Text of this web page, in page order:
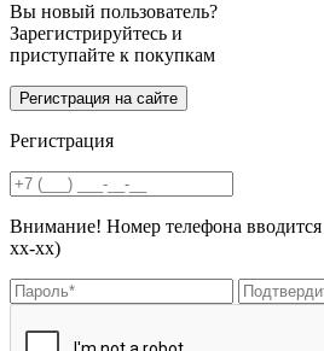
Вы новый пользователь?
Зарегистрируйтесь и
приступайте к покупкам
Регистрация
Внимание! Номер телефона
хх-хх)